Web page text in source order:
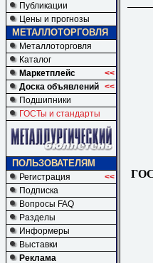
Публикации
Цены и прогнозы
МЕТАЛЛОТОРГОВЛЯ
Металлоторговля
Каталог
Маркетплейс
<<
Доска объявлений <<
Подшипники
ГОСТы и стандарты
ПОЛЬЗОВАТЕЛЯМ
Регистрация
<<
Подписка
Вопросы FAQ
Разделы
Информеры
Выставки
Реклама